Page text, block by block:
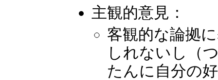
主観的意見：
客観的な論拠
しれないし（
たんに自分の